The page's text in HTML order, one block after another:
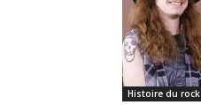
Histoire du rock